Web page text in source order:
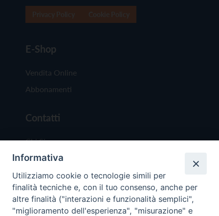
E-Shop
Vendita Online
Abbonamenti
Contatti
Chi Siamo
Redazione
Scrivici
Informativa
Utilizziamo cookie o tecnologie simili per
finalità tecniche e, con il tuo consenso, anche per
altre finalità ("interazioni e funzionalità semplici",
"miglioramento dell'esperienza", "misurazione" e